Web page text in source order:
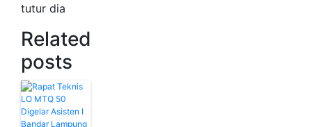
tutur dia
Related
posts